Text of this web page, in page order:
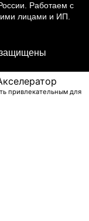
Работаем с
лицами и ИП.
защищены
привлекательным для